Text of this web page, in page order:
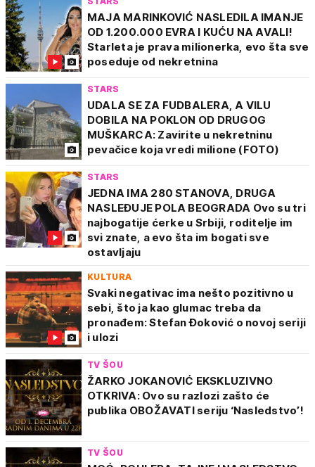
MAJA MARINKOVIĆ NASLEDILA IMANJE
OD 1.200.000 EVRA I KUĆU NA AVALI!
Starleta je prava milionerka, evo šta sve
poseduje od nekretnina
STARS
UDALA SE ZA FUDBALERA, A VILU
DOBILA NA POKLON OD DRUGOG
MUŠKARCA: Zavirite u nekretninu
pevačice koja vredi milione (FOTO)
STARS
JEDNA IMA 280 STANOVA, DRUGA
NASLEĐUJE POLA BEOGRADA Ovo su tri
najbogatije ćerke u Srbiji, roditelje im
svi znate, a evo šta im bogati sve
ostavljaju
KULTURA
Svaki negativac ima nešto pozitivno u
sebi, što ja kao glumac treba da
pronađem: Stefan Đoković o novoj seriji
i ulozi
TV ŠOU
ŽARKO JOKANOVIĆ EKSKLUZIVNO
OTKRIVA: Ovo su razlozi zašto će
publika OBOŽAVATI seriju ‘Nasledstvo’!
TV ŠOU